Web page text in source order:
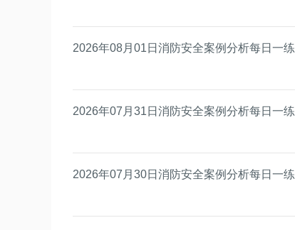
2026年08月01日消防安全案例分析每日一练
2026年07月31日消防安全案例分析每日一练
2026年07月30日消防安全案例分析每日一练